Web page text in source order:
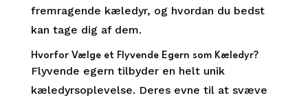
fremragende kæledyr, og hvordan du bedst
kan tage dig af dem.
Hvorfor Vælge et Flyvende Egern som Kæledyr?
Flyvende egern tilbyder en helt unik
kæledyrsoplevelse. Deres evne til at svæve